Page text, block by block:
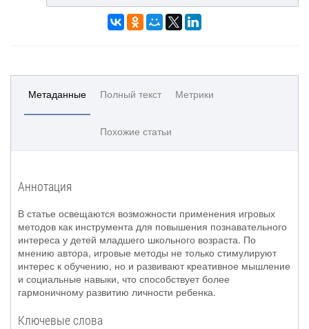
Метаданные Полный текст Метрики
Похожие статьи
Аннотация
В статье освещаются возможности применения игровых
методов как инструмента для повышения познавательного
интереса у детей младшего школьного возраста. По
мнению автора, игровые методы не только стимулируют
интерес к обучению, но и развивают креативное мышление
и социальные навыки, что способствует более
гармоничному развитию личности ребенка.
Ключевые слова